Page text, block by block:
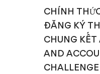
CHÍNH
ĐĂNG KÝ
CHUNG
AND